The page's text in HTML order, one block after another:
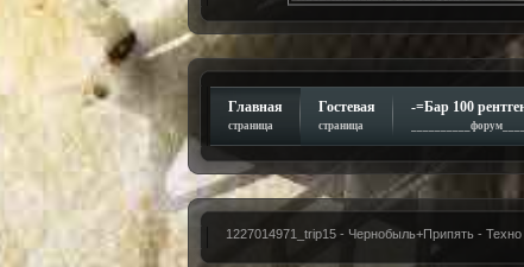
Главная
страница
Гостевая
страница
-=Бар 100
1227014971_trip15 - Чернобыль+Припять -